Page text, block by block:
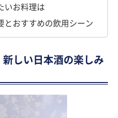
いお料理は
とおすすめの飲用シーン
しい日本酒の楽しみ